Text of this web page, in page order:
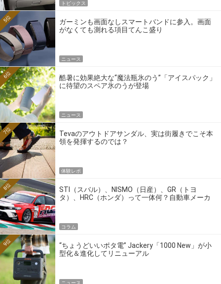
トピックス
ガーミンも画面なしスマートバンドに参入。画面
がなくても測れる項目てんこ盛り
5位
ニュース
酷暑に効果絶大な“魔法瓶氷のう”「アイスパック」
に待望のスペア氷のうが登場
6位
ニュース
Tevaのアウトドアサンダル、実は街履きでこそ本
領を発揮するのでは？
7位
体験レポ
STI（スバル）、NISMO（日産）、GR（トヨ
タ）、HRC（ホンダ）って一体何？自動車メーカ
8位
コラム
“ちょうどいいポタ電” Jackery「1000 New」が小
型化＆進化してリニューアル
9位